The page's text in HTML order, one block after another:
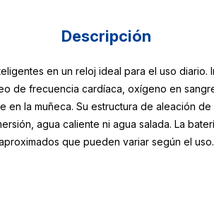
Descripción
en un reloj ideal para el uso
de frecuencia cardíaca, oxígeno en
la muñeca. Su estructura de aleación
agua caliente ni agua salada. La
que pueden variar según el uso.